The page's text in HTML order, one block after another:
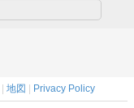
| 地図 | Privacy Policy